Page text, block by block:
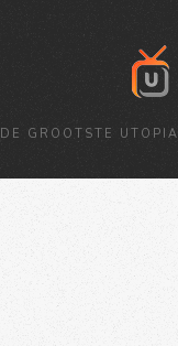
DE GROOTSTE